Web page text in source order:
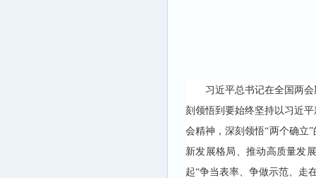
习近平总书记在全国两
刻领悟到要始终坚持以习近
会精神，深刻领悟“两个确立
新发展格局、推动高质量发
起“争当表率、争做示范、走